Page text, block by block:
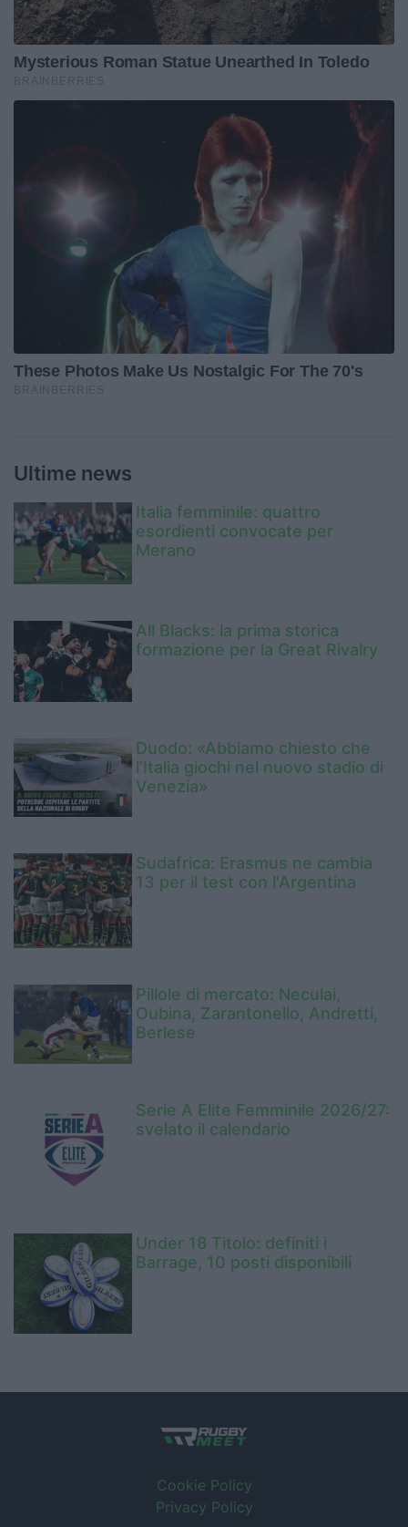
Ultime news
Italia femminile: quattro
esordienti convocate per
Merano
All Blacks: la prima storica
formazione per la Great Rivalry
Duodo: «Abbiamo chiesto che
l’Italia giochi nel nuovo stadio di
Venezia»
Sudafrica: Erasmus ne cambia
13 per il test con l'Argentina
Pillole di mercato: Neculai,
Oubina, Zarantonello, Andretti,
Berlese
Serie A Elite Femminile 2026/27:
svelato il calendario
Under 18 Titolo: definiti i
Barrage, 10 posti disponibili
Cookie Policy
Privacy Policy